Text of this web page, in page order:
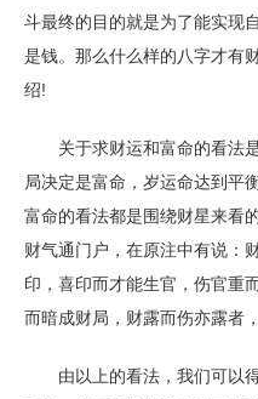
风水
名字
斗最终的目的就是为了能实现
是钱。那么什么样的八字才有
绍!
关于求财运和富命的看法是
局决定是富命，岁运命达到平
富命的看法都是围绕财星来看
财气通门户，在原注中有说：
印，喜印而才能生官，伤官重
而暗成财局，财露而伤亦露者
由以上的看法，我们可以得